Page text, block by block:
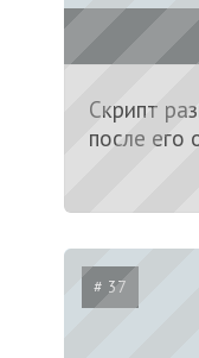
Скрипт
после его
# 37